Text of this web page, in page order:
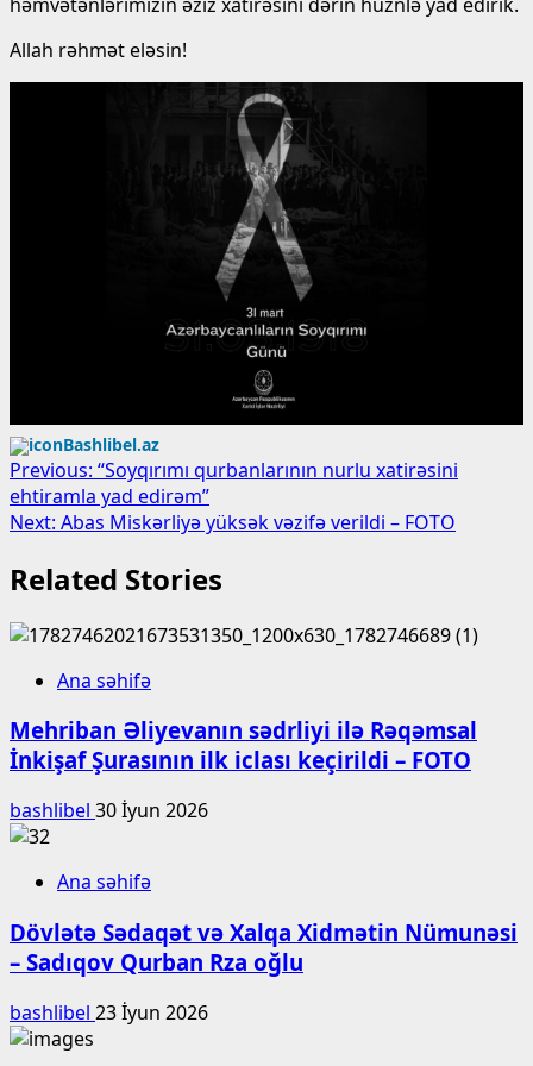
Allah rəhmət eləsin!
Bashlibel.az
Post
navigation
Previous: “Soyqırımı qurbanlarının nurlu xatirəsini
ehtiramla yad edirəm”
Next: Abas Miskərliyə yüksək vəzifə verildi – FOTO
Related Stories
Ana səhifə
Mehriban Əliyevanın sədrliyi ilə Rəqəmsal
İnkişaf Şurasının ilk iclası keçirildi – FOTO
bashlibel 30 İyun 2026
Ana səhifə
Dövlətə Sədaqət və Xalqa Xidmətin Nümunəsi
– Sadıqov Qurban Rza oğlu
bashlibel 23 İyun 2026